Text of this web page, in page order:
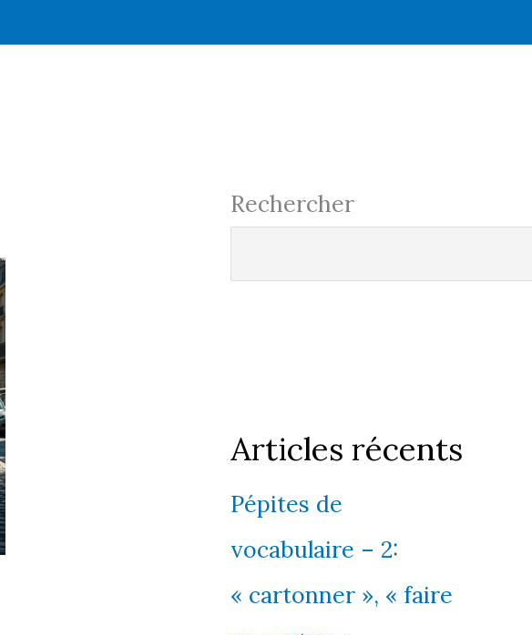
Rechercher
Articles récents
Pépites de
vocabulaire – 2:
« cartonner », « faire